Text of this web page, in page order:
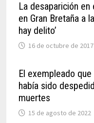
La desaparición
en Gran Bretaña a
hay delito’
16 de octubre de 2017
El exempleado
había sido
muertes
15 de agosto de 2022